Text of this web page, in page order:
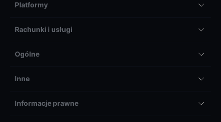
Platformy
Rachunki i usługi
Ogólne
Inne
Informacje prawne